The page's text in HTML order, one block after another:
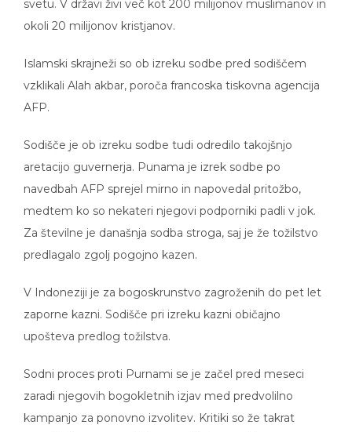
svetu. V državi živi več kot 200 milijonov muslimanov in
okoli 20 milijonov kristjanov.
Islamski skrajneži so ob izreku sodbe pred sodiščem
vzklikali Alah akbar, poroča francoska tiskovna agencija
AFP.
Sodišče je ob izreku sodbe tudi odredilo takojšnjo
aretacijo guvernerja. Punama je izrek sodbe po
navedbah AFP sprejel mirno in napovedal pritožbo,
medtem ko so nekateri njegovi podporniki padli v jok.
Za številne je današnja sodba stroga, saj je že tožilstvo
predlagalo zgolj pogojno kazen.
V Indoneziji je za bogoskrunstvo zagroženih do pet let
zaporne kazni. Sodišče pri izreku kazni običajno
upošteva predlog tožilstva.
Sodni proces proti Purnami se je začel pred meseci
zaradi njegovih bogokletnih izjav med predvolilno
kampanjo za ponovno izvolitev. Kritiki so že takrat